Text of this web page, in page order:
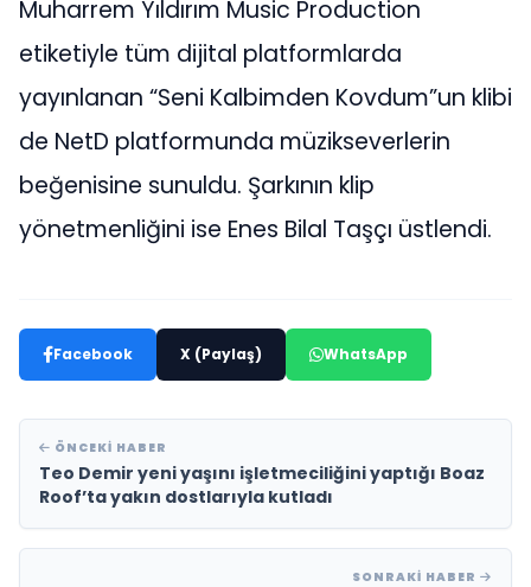
Muharrem Yıldırım Music Production
etiketiyle tüm dijital platformlarda
yayınlanan “Seni Kalbimden Kovdum”un klibi
de NetD platformunda müzikseverlerin
beğenisine sunuldu. Şarkının klip
yönetmenliğini ise Enes Bilal Taşçı üstlendi.
Facebook X (Paylaş) WhatsApp
ÖNCEKI HABER
Teo Demir yeni yaşını işletmeciliğini yaptığı Boaz
Roof’ta yakın dostlarıyla kutladı
SONRAKI HABER